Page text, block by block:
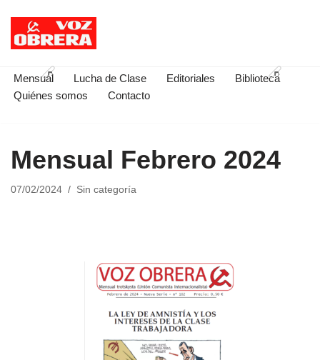
Saltar
contenido
Mensual Lucha de Clase Editoriales
Biblioteca
Quiénes somos
Contacto
Mensual Febrero 2024
07/02/2024 Sin categoría